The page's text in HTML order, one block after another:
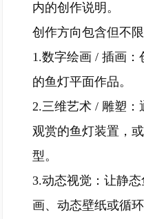
内的创作说明。
创作方向包含但不限
1.数字绘画 / 插画
的鱼灯平面作品。
2.三维艺术 / 雕塑：
观赏的鱼灯装置，
型。
3.动态视觉：让静
画、动态壁纸或循环